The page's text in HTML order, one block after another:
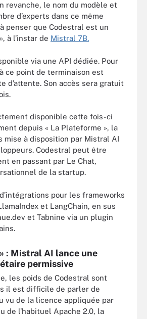
revanche, le nom du modèle et
d’experts dans ce même
penser que Codestral est un
à l’instar de Mistral 7B.
via une API dédiée. Pour
à ce point de terminaison est
d’attente. Son accès sera gratuit
disponible cette fois-ci
depuis « La Plateforme », la
mise à disposition par Mistral AI
Codestral peut être
en passant par Le Chat,
de la startup.
pour les frameworks
et LangChain, en sus
et Tabnine via un plugin
: Mistral AI lance une
permissive
les poids de Codestral sont
il est difficile de parler de
vu de la licence appliquée par
de l’habituel Apache 2.0, la